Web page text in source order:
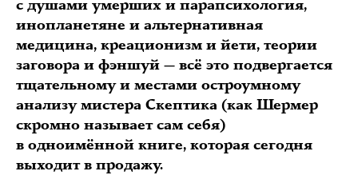
с душами умерших и парапсихология,
инопланетяне и альтернативная
медицина, креационизм и йети, теории
заговора и фэншуй — всё это подвергается
тщательному и местами остроумному
анализу мистера Скептика (как Шермер
скромно называет сам себя)
в одноимённой книге, которая сегодня
выходит в продажу.